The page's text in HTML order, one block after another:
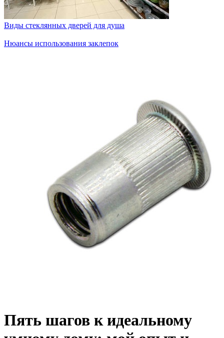
Виды стеклянных дверей для душа
Нюансы использования заклепок
Пять шагов к идеальному